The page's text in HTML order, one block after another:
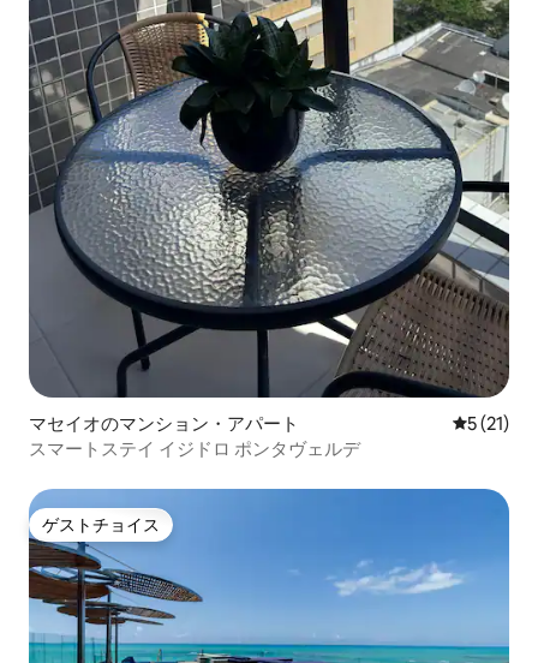
マセイオのマンション・アパート レビュー
5 (21)
スマートステイ イジドロ ポンタヴェルデ
ゲストチョイス
ゲストチョイス